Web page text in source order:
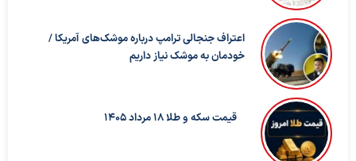
اعتراف جنجالی ترامپ درباره موشک‌های آمریکا /
خودمان به موشک نیاز داریم
قیمت سکه و طلا 18 مرداد 1405